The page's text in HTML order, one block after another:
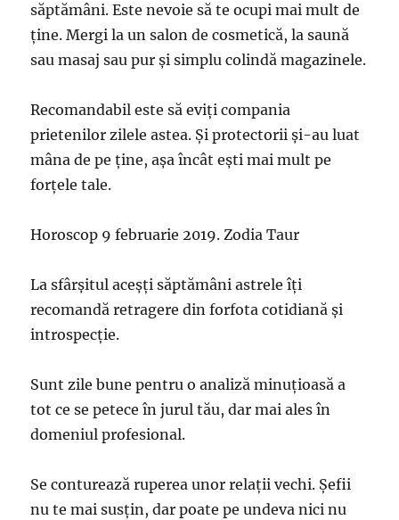
săptămâni. Este nevoie să te ocupi mai mult de
ține. Mergi la un salon de cosmetică, la saună
sau masaj sau pur și simplu colindă magazinele.
Recomandabil este să eviți compania
prietenilor zilele astea. Și protectorii și-au luat
mâna de pe ține, așa încât ești mai mult pe
forțele tale.
Horoscop 9 februarie 2019. Zodia Taur
La sfârșitul aceșți săptămâni astrele îți
recomandă retragere din forfota cotidiană și
introspecție.
Sunt zile bune pentru o analiză minuțioasă a
tot ce se petece în jurul tău, dar mai ales în
domeniul profesional.
Se conturează ruperea unor relații vechi. Șefii
nu te mai susțin, dar poate pe undeva nici nu